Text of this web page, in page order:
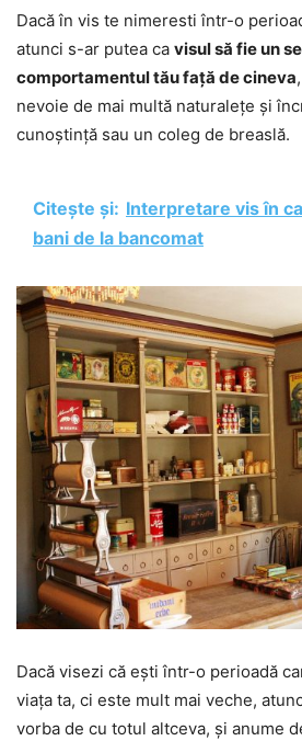
Dacă în vis te nimeresti într-o
atunci s-ar putea ca visul să fie un
comportamentul tău față de cineva
nevoie de mai multă naturalețe și
cunoștință sau un coleg de breaslă.
Citește și: Interpretare vis în
bani de la bancomat
Dacă visezi că ești într-o perioadă
viața ta, ci este mult mai veche,
vorba de cu totul altceva, și anume